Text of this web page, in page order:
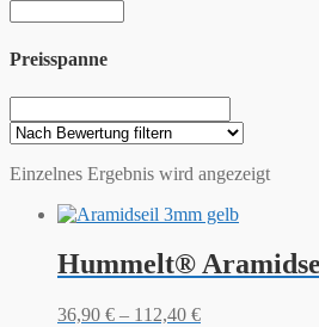
Preisspanne
Einzelnes Ergebnis wird angezeigt
Hummelt®
36,90 € – 112,40 €